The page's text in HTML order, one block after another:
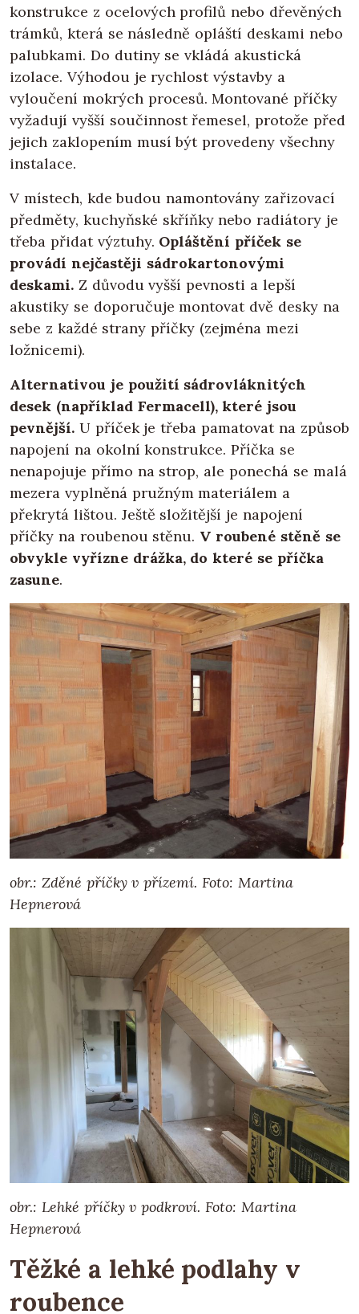
konstrukce z ocelových profilů nebo dřevěných
trámků, která se následně opláští deskami nebo
palubkami. Do dutiny se vkládá akustická
izolace. Výhodou je rychlost výstavby a
vyloučení mokrých procesů. Montované příčky
vyžadují vyšší součinnost řemesel, protože před
jejich zaklopením musí být provedeny všechny
instalace.
V místech, kde budou namontovány zařizovací
předměty, kuchyňské skříňky nebo radiátory je
třeba přidat výztuhy. Opláštění příček se
provádí nejčastěji sádrokartonovými
deskami. Z důvodu vyšší pevnosti a lepší
akustiky se doporučuje montovat dvě desky na
sebe z každé strany příčky (zejména mezi
ložnicemi).
Alternativou je použití sádrovláknitých
desek (například Fermacell), které jsou
pevnější. U příček je třeba pamatovat na způsob
napojení na okolní konstrukce. Příčka se
nenapojuje přímo na strop, ale ponechá se malá
mezera vyplněná pružným materiálem a
překrytá lištou. Ještě složitější je napojení
příčky na roubenou stěnu. V roubené stěně se
obvykle vyřízne drážka, do které se příčka
zasune.
obr.: Zděné příčky v přízemí. Foto: Martina
Hepnerová
obr.: Lehké příčky v podkroví. Foto: Martina
Hepnerová
Těžké a lehké podlahy v
roubence